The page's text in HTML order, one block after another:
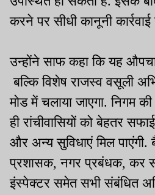
करने पर सीधी कानूनी कार्रवाई
उन्होंने साफ कहा कि यह
बल्कि विशेष राजस्व वसूली
मोड में चलाया जाएगा. निगम
ही रांचीवासियों को बेहतर
और अन्य सुविधाएं मिल
प्रशासक, नगर प्रबंधक, कर
इंस्पेक्टर समेत सभी संबंधित